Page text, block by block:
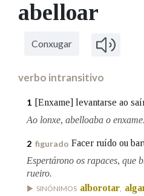
Facebook
TwitterYoutubeInstagram
Bluesky
BUSCAR NOS LEMAS
Comeza por
BUSCAR NO CONTIDO
abelloar
Conxugar
verbo intransitivo
1 [Enxame] levantarse ao
Ao lonxe, abelloaba o enxame.
2 figurado Facer ruído ou
Espertárono os rapaces, que
rueiro.
SINÓNIMOS alborotar